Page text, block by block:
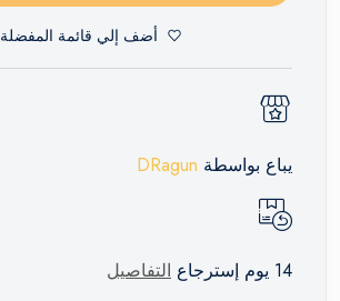
أضف إلي قائمة المفضلة
يباع بواسطة DRagun
14 يوم إسترجاع التفاصيل